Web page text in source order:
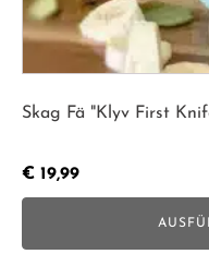
Skag Fä "Klyv First
€ 19,99